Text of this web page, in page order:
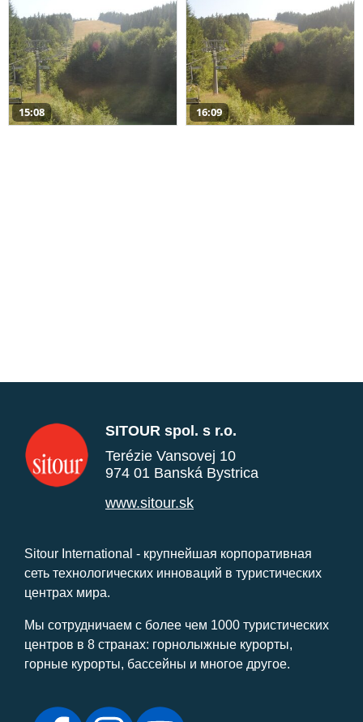
15:08 16:09
SITOUR spol. s r.o.
Terézie Vansovej 10
974 01 Banská Bystrica
www.sitour.sk
Sitour International - крупнейшая корпоративная
сеть технологических инноваций в туристических
центрах мира.
Мы сотрудничаем с более чем 1000 туристических
центров в 8 странах: горнолыжные курорты,
горные курорты, бассейны и многое другое.